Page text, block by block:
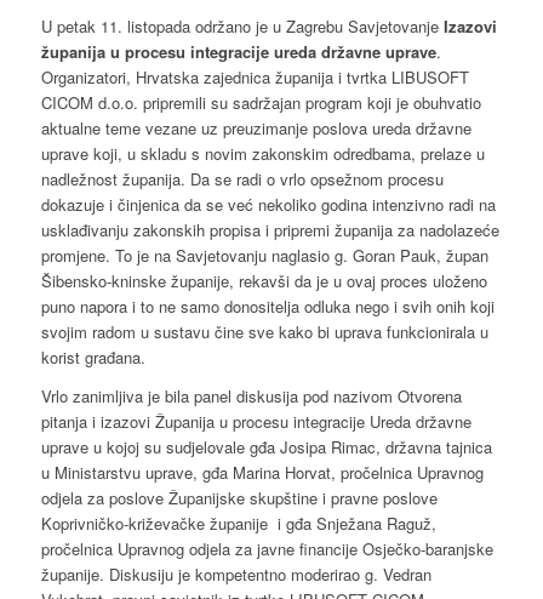
U petak 11. listopada održano je u Zagrebu Savjetovanje Izazovi
županija u procesu integracije ureda državne uprave.
Organizatori, Hrvatska zajednica županija i tvrtka LIBUSOFT
CICOM d.o.o. pripremili su sadržajan program koji je obuhvatio
aktualne teme vezane uz preuzimanje poslova ureda državne
uprave koji, u skladu s novim zakonskim odredbama, prelaze u
nadležnost županija. Da se radi o vrlo opsežnom procesu
dokazuje i činjenica da se već nekoliko godina intenzivno radi na
usklađivanju zakonskih propisa i pripremi županija za nadolazeće
promjene. To je na Savjetovanju naglasio g. Goran Pauk, župan
Šibensko-kninske županije, rekavši da je u ovaj proces uloženo
puno napora i to ne samo donositelja odluka nego i svih onih koji
svojim radom u sustavu čine sve kako bi uprava funkcionirala u
korist građana.
Vrlo zanimljiva je bila panel diskusija pod nazivom Otvorena
pitanja i izazovi Županija u procesu integracije Ureda državne
uprave u kojoj su sudjelovale gđa Josipa Rimac, državna tajnica
u Ministarstvu uprave, gđa Marina Horvat, pročelnica Upravnog
odjela za poslove Županijske skupštine i pravne poslove
Koprivničko-križevačke županije i gđa Snježana Raguž,
pročelnica Upravnog odjela za javne financije Osječko-baranjske
županije. Diskusiju je kompetentno moderirao g. Vedran